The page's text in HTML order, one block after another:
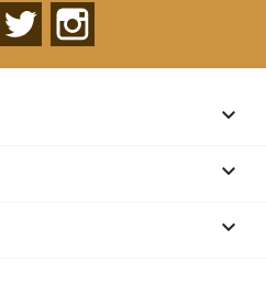
FacebookTwitter


